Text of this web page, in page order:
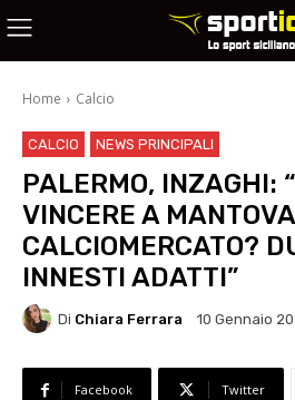
Home Calcio
CALCIO NEWS PRINCIPALI
PALERMO, INZAGHI:
VINCERE A
CALCIOMERCATO?
INNESTI ADATTI”
Di Chiara Ferrara 10 Gennaio
Facebook Twitter